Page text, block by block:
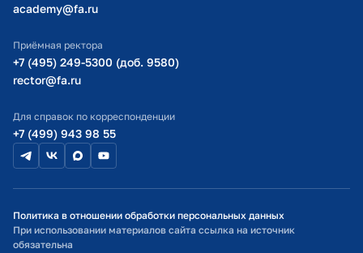
academy@fa.ru
Приёмная ректора
+7 (495) 249-5300 (доб. 9580)
rector@fa.ru
Для справок по корреспонденции
+7 (499) 943 98 55
Политика в отношении обработки персональных данных
При использовании материалов сайта ссылка на источник
обязательна